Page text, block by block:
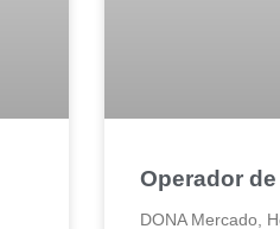
Operador de
DONA Mercado,